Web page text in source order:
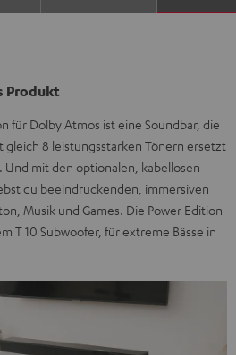
Schwarz
Weiß
Produkt
für Dolby Atmos ist eine Soundbar, die
8 leistungsstarken Tönern ersetzt
mit den optionalen, kabellosen
du beeindruckenden, immersiven
Musik und Games. Die Power Edition
T 10 Subwoofer, für extreme Bässe in